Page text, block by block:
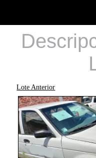
Lote Anterior